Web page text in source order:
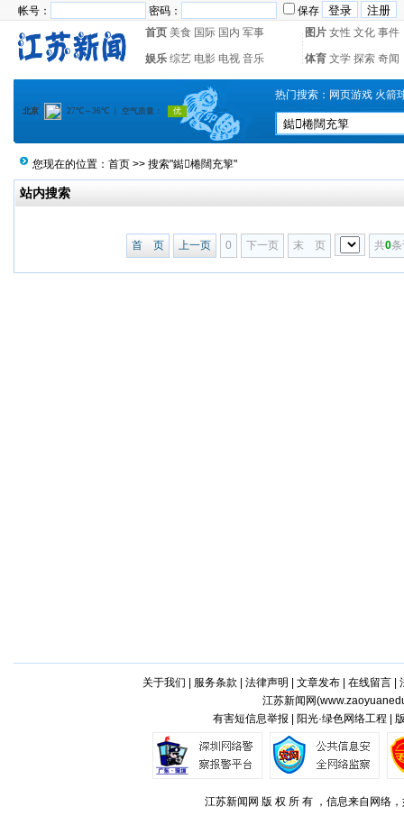
帐号： 密码：
保存
首页 美食 国际 国内 军事 图片 女性 文化 事件
娱乐 综艺 电影 电视 音乐 体育 文学 探索 奇闻
热门搜索： 网页游戏 火箭
您现在的位置： 首页 >> 搜索"鐑棬闊充箰"
站内搜索
首 页 上一页 0 下一页 末 页 共0
关于我们 服务条款 法律声明 文章发布| 在线留言|
江苏新闻网(
有害短信息举报 | 阳光·绿色网络工程 |
江苏新闻网 版 权 所 有 ，信息来自网络